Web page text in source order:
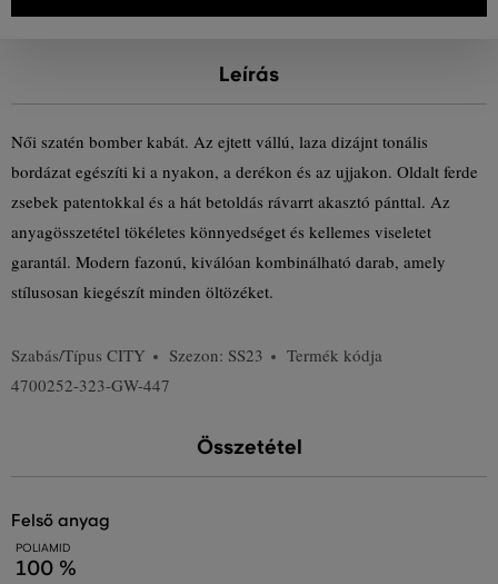
Leírás
Női szatén bomber kabát. Az ejtett vállú, laza dizájnt tonális
bordázat egészíti ki a nyakon, a derékon és az ujjakon. Oldalt ferde
zsebek patentokkal és a hát betoldás rávarrt akasztó pánttal. Az
anyagösszetétel tökéletes könnyedséget és kellemes viseletet
garantál. Modern fazonú, kiválóan kombinálható darab, amely
stílusosan kiegészít minden öltözéket.
Szabás/Típus CITY Szezon: SS23
Termék kódja
4700252-323-GW-447
Összetétel
felső anyag
POLIAMID
100 %